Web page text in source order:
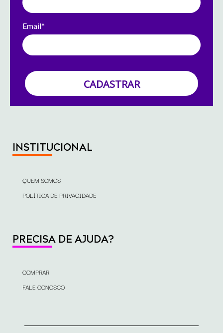
Email*
CADASTRAR
INSTITUCIONAL
QUEM SOMOS
POLÍTICA DE PRIVACIDADE
PRECISA DE AJUDA?
COMPRAR
FALE CONOSCO